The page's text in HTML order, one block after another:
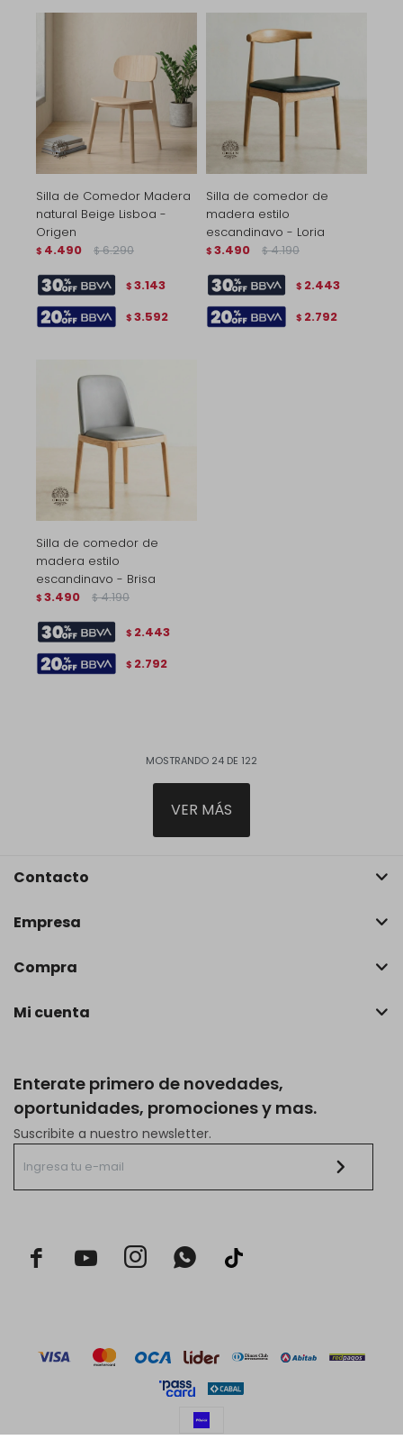
Silla de Comedor Madera
natural Beige Lisboa -
Origen
$ 4.490 $ 6.290
$ 3.143
$ 3.592
Silla de comedor de
madera estilo
escandinavo - Loria
$ 3.490 $ 4.190
$ 2.443
$ 2.792
Silla de comedor de
madera estilo
escandinavo - Brisa
$ 3.490 $ 4.190
$ 2.443
$ 2.792
MOSTRANDO 24 DE 122
VER MÁS
Enterate primero de novedades,
oportunidades, promociones y mas.
Suscribite a nuestro newsletter.
  
Contacto
Empresa
Compra
Mi cuenta